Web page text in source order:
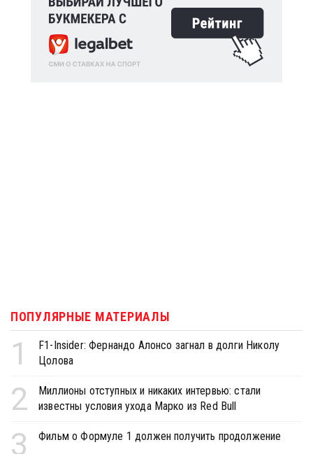
ПОПУЛЯРНЫЕ МАТЕРИАЛЫ
1
F1-Insider: Фернандо Алонсо загнал в долги Николу
Цолова
2
Миллионы отступных и никаких интервью: стали
известны условия ухода Марко из Red Bull
3 Фильм о Формуле 1 должен получить продолжение